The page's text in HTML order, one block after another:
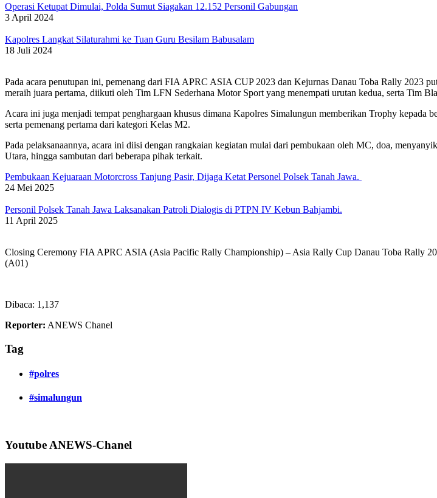
Operasi Ketupat Dimulai, Polda Sumut Siagakan 12.152 Personil Gabungan
3 April 2024
Kapolres Langkat Silaturahmi ke Tuan Guru Besilam Babusalam
18 Juli 2024
Pada acara penutupan ini, pemenang dari FIA APRC ASIA CUP 2023 dan Kejurnas Danau Toba Rally 2023
meraih juara pertama, diikuti oleh Tim LFN Sederhana Motor Sport yang menempati urutan kedua, serta Tim
Acara ini juga menjadi tempat penghargaan khusus dimana Kapolres Simalungun memberikan Trophy kepada
serta pemenang pertama dari kategori Kelas M2.
Pada pelaksanaannya, acara ini diisi dengan rangkaian kegiatan mulai dari pembukaan oleh MC, doa,
Utara, hingga sambutan dari beberapa pihak terkait.
Pembukaan Kejuaraan Motorcross Tanjung Pasir, Dijaga Ketat Personel Polsek Tanah Jawa.
24 Mei 2025
Personil Polsek Tanah Jawa Laksanakan Patroli Dialogis di PTPN IV Kebun Bahjambi.
11 April 2025
Closing Ceremony FIA APRC ASIA (Asia Pacific Rally Championship) – Asia Rally Cup Danau Toba Rally
(A01)
Dibaca: 1,137
Reporter: ANEWS Chanel
Tag
#polres
#simalungun
Youtube ANEWS-Chanel